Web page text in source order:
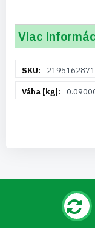
Viac
informácií